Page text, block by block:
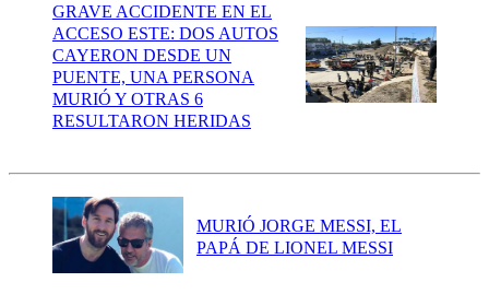
GRAVE ACCIDENTE EN EL
ACCESO ESTE: DOS AUTOS
CAYERON DESDE UN
PUENTE, UNA PERSONA
MURIÓ Y OTRAS 6
RESULTARON HERIDAS
MURIÓ JORGE MESSI, EL
PAPÁ DE LIONEL MESSI